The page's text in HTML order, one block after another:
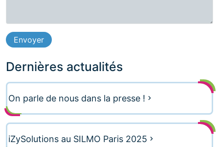
Dernières actualités
On parle de nous dans la presse !
iZySolutions au SILMO Paris 2025